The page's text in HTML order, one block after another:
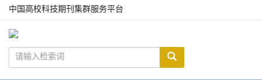
中国高校科技期刊集群服务平台